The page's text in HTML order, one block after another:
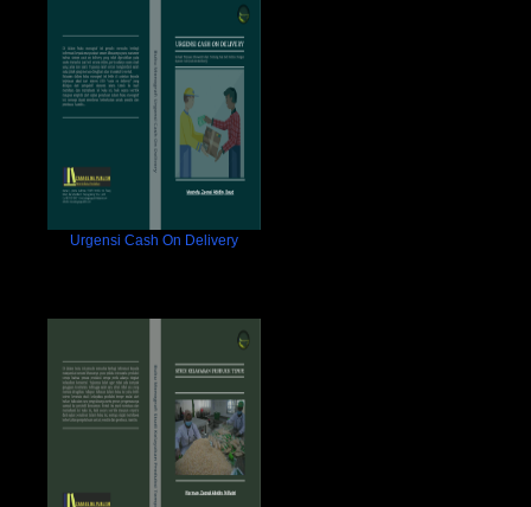
Urgensi Cash On Delivery